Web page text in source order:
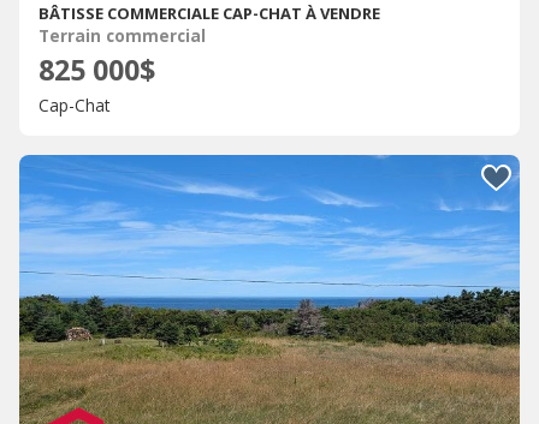
BÂTISSE COMMERCIALE CAP-CHAT À VENDRE
Terrain commercial
825 000$
Cap-Chat